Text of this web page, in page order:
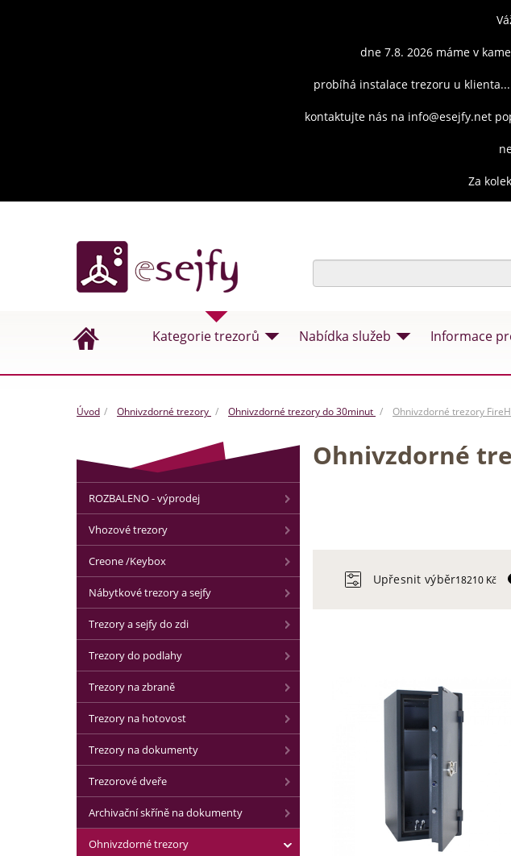
dne 7.8. 2026 máme v
probíhá instalace trezoru u
kontaktujte nás na info@esejfy.net
Za
Kategorie trezorů Nabídka služeb Informace
Úvod Ohnivzdorné trezory Ohnivzdorné trezory do 30minut Ohnivzdorné trezory
Ohnivzdorné
Upřesnit výběr18210 Kč
ROZBALENO - výprodej
Vhozové trezory
Creone /Keybox
Nábytkové trezory a sejfy
Trezory a sejfy do zdi
Trezory do podlahy
Trezory na zbraně
Trezory na hotovost
Trezory na dokumenty
Trezorové dveře
Archivační skříně na dokumenty
Ohnivzdorné trezory